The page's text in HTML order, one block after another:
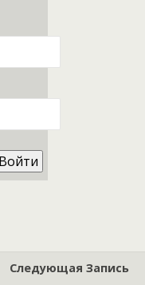
Следующая Запись